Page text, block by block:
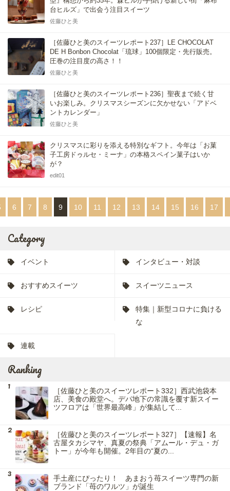
台ヒルズ」で出会う注目スイーツ
佐藤ひと美
［佐藤ひと美のスイーツレポート237］LE CHOCOLAT
DE H Bonbon Chocolat「琉球」100個限定・先行販売。
圧巻の注目度の高さ！！
佐藤ひと美
［佐藤ひと美のスイーツレポート236］聖夜まで続く甘
いお楽しみ。クリスマスシーズンに欠かせない「アドベ
ントカレンダー」
佐藤ひと美
クリスマスに彩りを添える特別なギフト。今年は「お菓
子工房ドゥルセ・ミーナ」の本格スペイン菓子はいか
が？
edit01
6 7 8 9 10 11 12 13 14 15 16 17
Category
イベント インタビュー・対談
おすすめスイーツ スイーツニュース
レシピ
特集｜新型コロナに負ける
な
連載
Ranking
［佐藤ひと美のスイーツレポート332］西武池袋本
店、美食の殿堂へ。デパ地下の常識を覆す新スイー
ツフロアは「世界最高峰」が集結して...
［佐藤ひと美のスイーツレポート327］【速報】名
古屋タカシマヤ、真夏の祭典「アムール・デュ・ガ
トー」が今年も開催。2年目の“夏の...
手土産にぴったり！ あまおう苺スイーツ専門の新
ブランド「苺のワルツ」が誕生